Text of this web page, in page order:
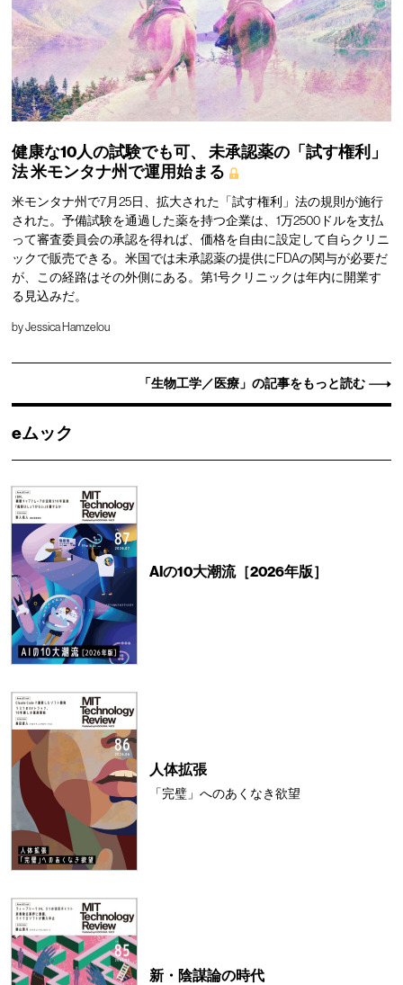
健康な10人の試験でも可、
未承認薬の「試す権利」
法米モンタナ州で運用始まる
米モンタナ州で7月25日、拡大された「試す権利」法の規則が施行
された。予備試験を通過した薬を持つ企業は、1万2500ドルを支払
って審査委員会の承認を得れば、価格を自由に設定して自らクリニ
ックで販売できる。米国では未承認薬の提供にFDAの関与が必要だ
が、この経路はその外側にある。第1号クリニックは年内に開業す
る見込みだ。
byJessica Hamzelou
「生物工学／医療」の記事をもっと読む
eムック
AIの10大潮流［2026年版］
人体拡張
「完璧」へのあくなき欲望
新・陰謀論の時代